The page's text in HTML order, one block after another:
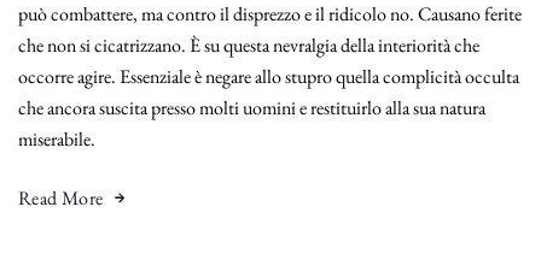
può combattere, ma contro il disprezzo e il ridicolo no. Causano ferite
che non si cicatrizzano. È su questa nevralgia della interiorità che
occorre agire. Essenziale è negare allo stupro quella complicità occulta
che ancora suscita presso molti uomini e restituirlo alla sua natura
miserabile.
Read More